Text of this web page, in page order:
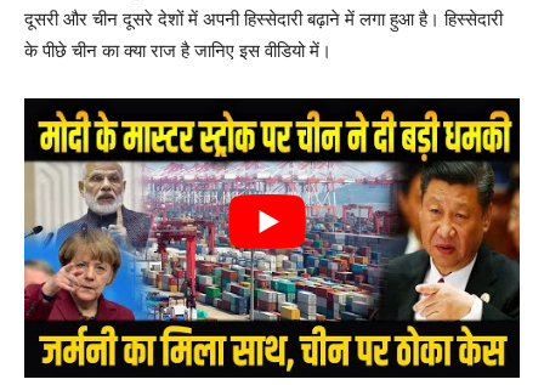
दूसरी और चीन दूसरे देशों में अपनी हिस्सेदारी बढ़ाने में लगा हुआ है। हिस्सेदारी
के पीछे चीन का क्या राज है जानिए इस वीडियो में।